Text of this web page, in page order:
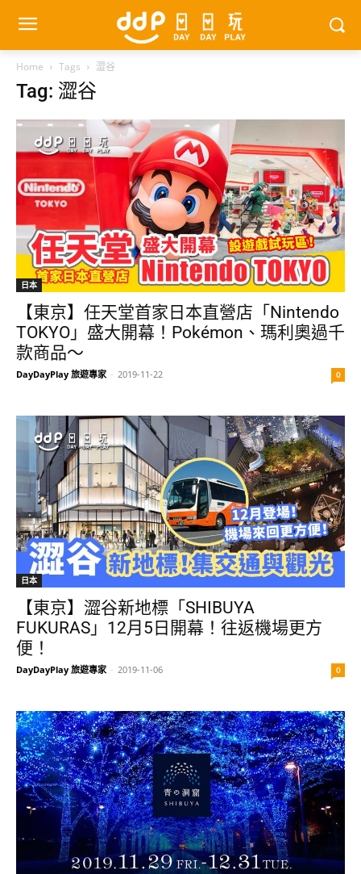
Home Tags 澀谷
Tag: 澀谷
日本
【東京】任天堂首家日本直營店「Nintendo
TOKYO」盛大開幕！Pokémon、瑪利奧過千
款商品～
DayDayPlay 旅遊專家 - 2019-11-22 0
日本
【東京】澀谷新地標「SHIBUYA
FUKURAS」12月5日開幕！往返機場更方
便！
DayDayPlay 旅遊專家 - 2019-11-06 0